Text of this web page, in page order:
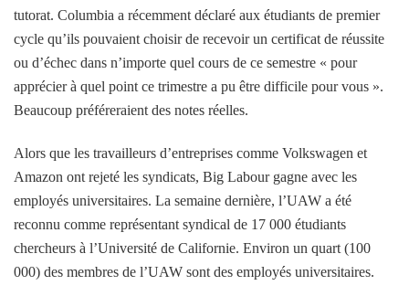
tutorat. Columbia a récemment déclaré aux étudiants de premier
cycle qu’ils pouvaient choisir de recevoir un certificat de réussite
ou d’échec dans n’importe quel cours de ce semestre « pour
apprécier à quel point ce trimestre a pu être difficile pour vous ».
Beaucoup préféreraient des notes réelles.
Alors que les travailleurs d’entreprises comme Volkswagen et
Amazon ont rejeté les syndicats, Big Labour gagne avec les
employés universitaires. La semaine dernière, l’UAW a été
reconnu comme représentant syndical de 17 000 étudiants
chercheurs à l’Université de Californie. Environ un quart (100
000) des membres de l’UAW sont des employés universitaires.